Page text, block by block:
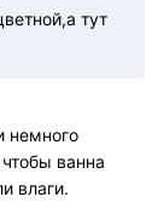
тут
немного
ванна
влаги.